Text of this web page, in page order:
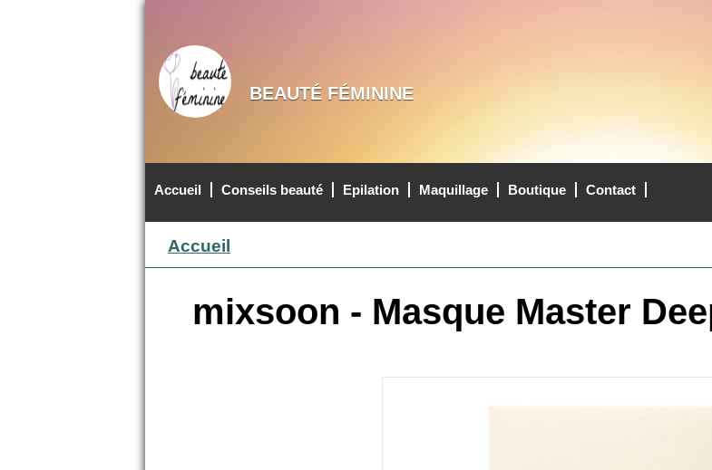
BEAUTÉ FÉMININE
MENU PRINCIPAL
Accueil Conseils beauté Epilation Maquillage Boutique Contact
Accueil
mixsoon - Masque Master